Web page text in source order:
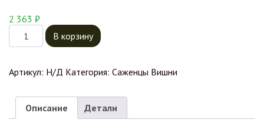
2 363 ₽
Количество товара Вишня Кармин Джуэл
В корзину
Артикул: Н/Д Категория: Саженцы Вишни
Описание Детали